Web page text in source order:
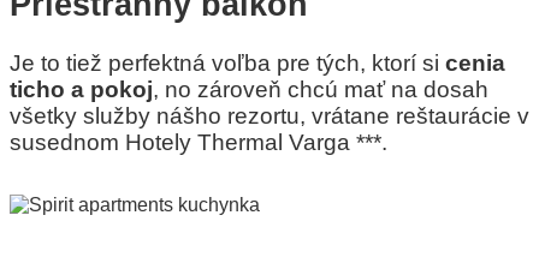
Je to tiež perfektná voľba pre tých, ktorí si cenia
ticho a pokoj, no zároveň chcú mať na dosah
všetky služby nášho rezortu, vrátane reštaurácie v
susednom Hotely Thermal Varga ***.